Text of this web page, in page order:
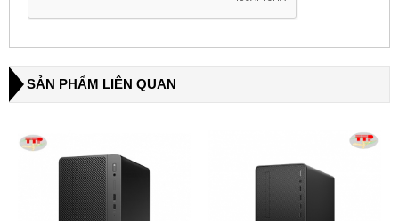
SẢN PHẨM LIÊN QUAN